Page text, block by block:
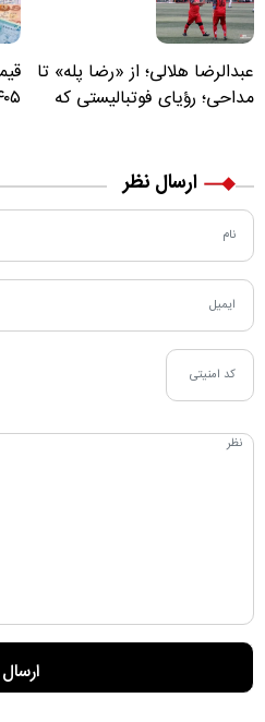
عبدالرضا هلالی؛ از «رضا پله» تا
مداحی؛ رؤیای فوتبالیستی که
ارسال نظر